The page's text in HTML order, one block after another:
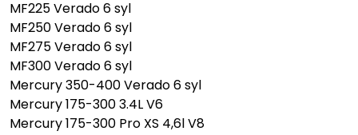
MF225 Verado 6 syl
MF250 Verado 6 syl
MF275 Verado 6 syl
MF300 Verado 6 syl
Mercury 350-400 Verado 6 syl
Mercury 175-300 3.4L V6
Mercury 175-300 Pro XS 4,6l V8